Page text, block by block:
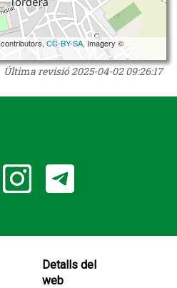
contributors, CC-BY-SA, Imagery ©
Última revisió2025-04-02 09:26:17
Detalls del
web